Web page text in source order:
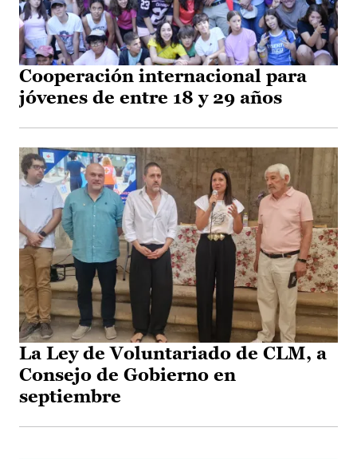
Cooperación internacional para
jóvenes de entre 18 y 29 años
La Ley de Voluntariado de CLM, a
Consejo de Gobierno en
septiembre